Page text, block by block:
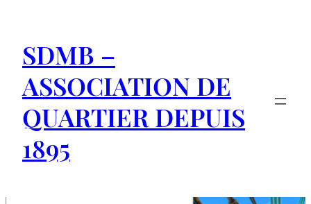
contenu
SDMB –
ASSOCIATION DE
QUARTIER DEPUIS
1895